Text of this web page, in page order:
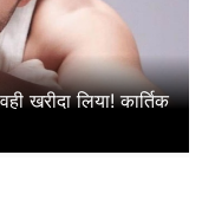
खरीदा लिया! कार्तिक